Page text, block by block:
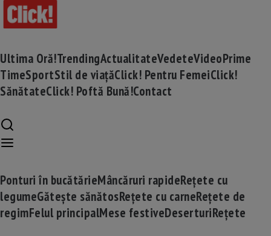
Ultima Oră!TrendingActualitateVedeteVideoPrime
TimeSportStil de viațăClick! Pentru FemeiClick!
SănătateClick! Poftă Bună!Contact
Ponturi în bucătărieMâncăruri rapideRețete cu
legumeGătește sănătosRețete cu carneRețete de
regimFelul principalMese festiveDeserturiRețete